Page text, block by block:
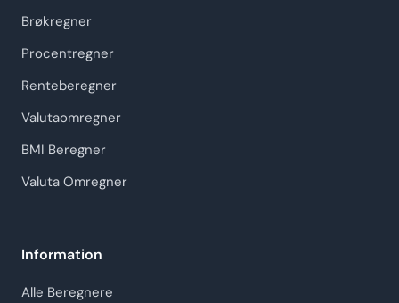
Brøkregner
Procentregner
Renteberegner
Valutaomregner
BMI Beregner
Valuta Omregner
Information
Alle Beregnere